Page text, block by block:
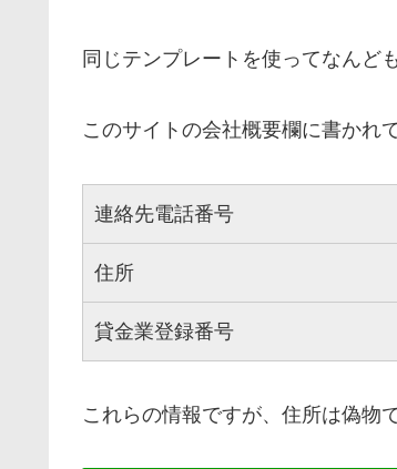
同じテンプレートを使ってなんど
このサイトの会社概要欄に書かれ
連絡先電話番号
住所
貸金業登録番号
これらの情報ですが、住所は偽物